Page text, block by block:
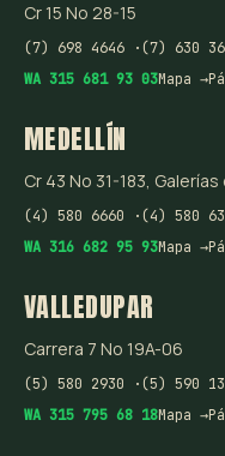
Cr 15 No 28-15
(7) 698 4646 ·(7) 630
WA 315 681 93 03Mapa →
MEDELLÍN
Cr 43 No 31-183,
(4) 580 6660 ·(4) 580
WA 316 682 95 93Mapa →
VALLEDUPAR
Carrera 7 No 19A-06
(5) 580 2930 ·(5) 590
WA 315 795 68 18Mapa →